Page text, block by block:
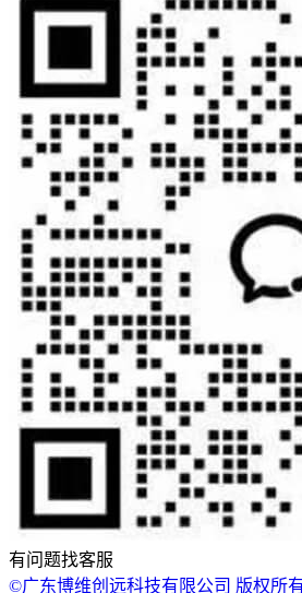
有问题找客服
©广东博维创远科技有限公司 版权所